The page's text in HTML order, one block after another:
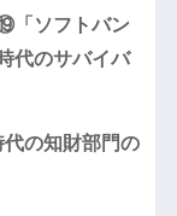
「ソフトバン
代のサバイバ
の知財部門の